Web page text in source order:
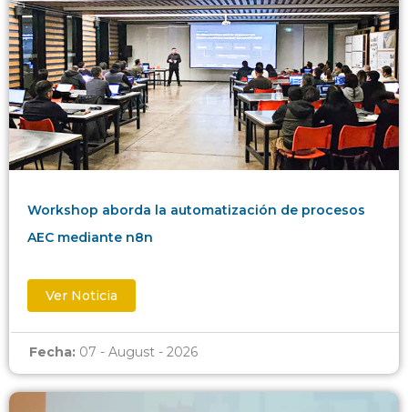
Workshop aborda la automatización de procesos
AEC mediante n8n
Ver Noticia
Fecha: 07 - August - 2026